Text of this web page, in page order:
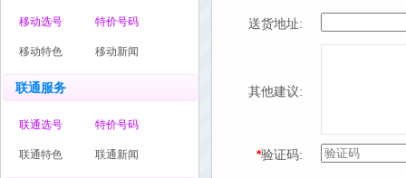
移动选号 特价号码
移动特色 移动新闻
联通服务
联通选号 特价号码
联通特色 联通新闻
送货地址:
其他建议:
*验证码: